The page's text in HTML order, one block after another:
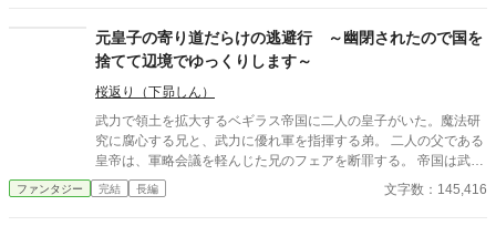
落ちしていたヨシュアだったが、ブラックな労働をしいるあのパ
ーティーから解放されて喜んでいる自分に気づく。 危機から救っ
た辺境の地方領主の娘との出会いをきっかけに、彼の世界はどん
どん広がっていく……。 一方、Ｓランク冒険者パーティーはクエ
ストの未達成でどんどんランクを落としていく。 彼らは知らなか
ったのだ、ヨシュアが彼らの傷だけでなく、状態異常や武器の破
損など、なんでも『回復』していたことを……。
元皇子の寄り道だらけの逃避行 ～幽閉されたので国を
捨てて辺境でゆっくりします～
桜返り（下昴しん）
武力で領土を拡大するベギラス帝国に二人の皇子がいた。魔法研
究に腐心する兄と、武力に優れ軍を指揮する弟。 二人の父である
皇帝は、軍略会議を軽んじた兄のフェアを断罪する。 帝国は武力
を求めていたのだ。 フェアに一方的に告げられた罪状は、敵前逃
亡。皇帝の第一継承権を持つ皇子の座から一転して、罪人になっ
ファンタジー 完結 長編 文字数：145,416